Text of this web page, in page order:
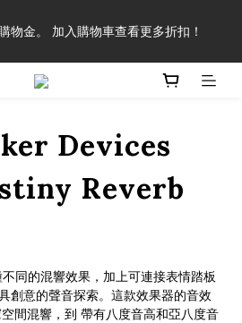
配件終生89折優惠！
物金。 加入購物車查看更多折扣！
弦線、配件滿$999（不含運費），即可
Devices
Reverb
同的混響效果，加上可連接表情踏板
創意的聲音探索。這款效果器的音效
間混響，到 帶有八度音高和亞八度音